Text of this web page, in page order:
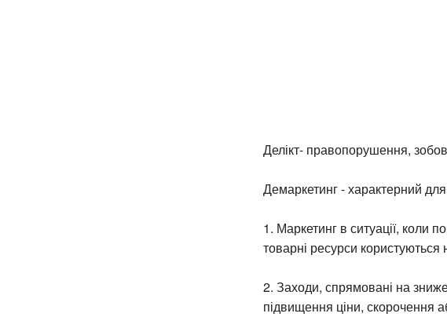
Делікт- правопорушення,
Демаркетинг - характерний
1. Маркетинг в ситуації, коли
товарні ресурси
2. Заходи, спрямовані на
підвищення ціни, скорочення